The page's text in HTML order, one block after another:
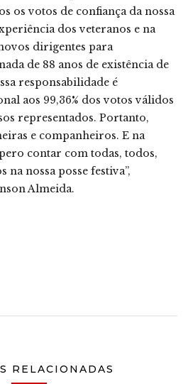
os votos de confiança da nossa
dos veteranos e na
dirigentes para
de 88 anos de existência de
responsabilidade é
aos 99,36% dos votos válidos
representados. Portanto,
e companheiros. E na
contar com todas, todos,
nossa posse festiva”,
Almeida.
RELACIONADAS